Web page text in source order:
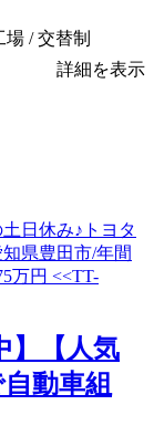
/ 交替制
詳細を表示
】【人気
動車組